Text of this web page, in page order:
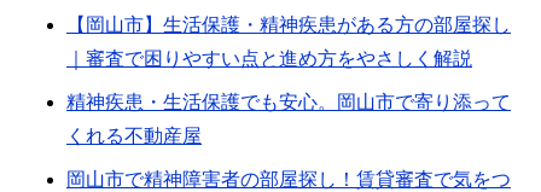
【岡山市】生活保護・精神疾患がある方の部屋探し
｜審査で困りやすい点と進め方をやさしく解説
精神疾患・生活保護でも安心。岡山市で寄り添って
くれる不動産屋
岡山市で精神障害者の部屋探し！賃貸審査で気をつ